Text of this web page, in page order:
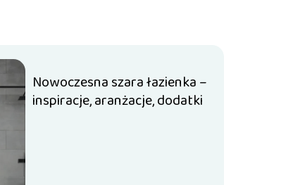
Nowoczesna szara łazienka –
inspiracje, aranżacje, dodatki